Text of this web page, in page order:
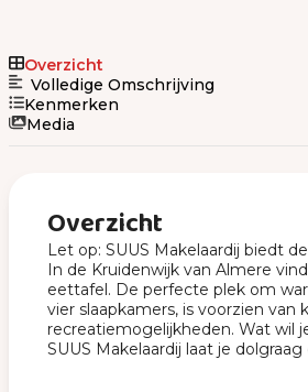
Overzicht
Volledige Omschrijving
Kenmerken
Media
Overzicht
Let op: SUUS Makelaardij biedt
In de Kruidenwijk van Almere
eettafel. De perfecte plek om
vier slaapkamers, is voorzien
recreatiemogelijkheden. Wat wil
SUUS Makelaardij laat je